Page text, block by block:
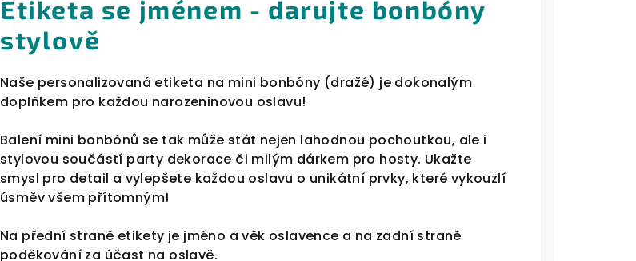
Etiketa se jménem - darujte bonbóny
stylově
Naše personalizovaná etiketa na mini bonbóny (dražé) je dokonalým
doplňkem pro každou narozeninovou oslavu!
Balení mini bonbónů se tak může stát nejen lahodnou pochoutkou, ale i
stylovou součástí party dekorace či milým dárkem pro hosty. Ukažte
smysl pro detail a vylepšete každou oslavu o unikátní prvky, které vykouzlí
úsměv všem přítomným!
Na přední straně etikety je jméno a věk oslavence a na zadní straně
poděkování za účast na oslavě.